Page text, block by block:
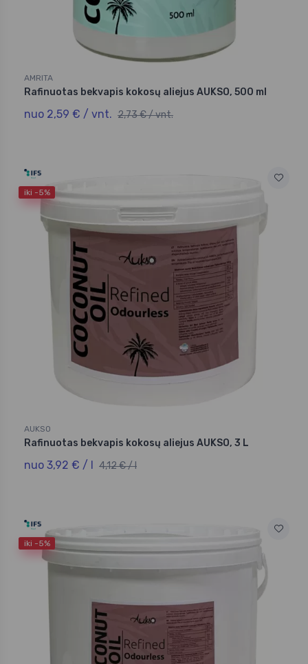
AMRITA
Rafinuotas bekvapis kokosų aliejus AUKSO, 500 ml
nuo 2,59 € / vnt. 2,73 € / vnt.
iki -5%
AUKSO
Rafinuotas bekvapis kokosų aliejus AUKSO, 3 L
nuo 3,92 € / l 4,12 € / l
iki -5%